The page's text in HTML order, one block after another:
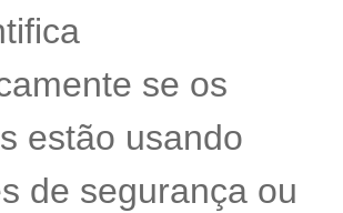
se os
estão usando
de segurança ou